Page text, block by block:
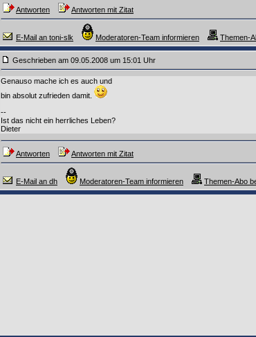
Antworten Antworten mit Zitat
E-Mail an toni-slk Moderatoren-Team informieren Themen-
Geschrieben am 09.05.2008 um 15:01 Uhr
Genauso mache ich es auch und
bin absolut zufrieden damit.
--
Ist das nicht ein herrliches Leben?
Dieter
Antworten Antworten mit Zitat
E-Mail an dh Moderatoren-Team informieren Themen-Abo